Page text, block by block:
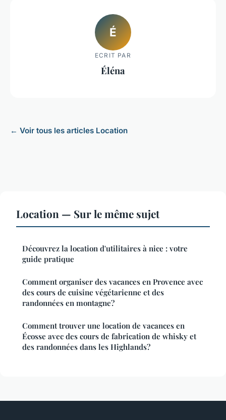
É
ECRIT PAR
Éléna
← Voir tous les articles Location
Location — Sur le même sujet
Découvrez la location d'utilitaires à nice : votre
guide pratique
Comment organiser des vacances en Provence avec
des cours de cuisine végétarienne et des
randonnées en montagne?
Comment trouver une location de vacances en
Écosse avec des cours de fabrication de whisky et
des randonnées dans les Highlands?